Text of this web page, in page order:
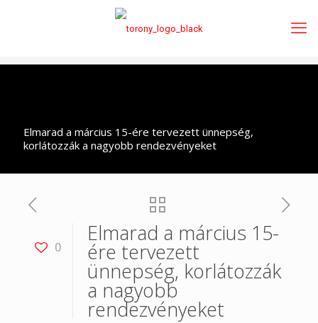
Elmarad a március 15-ére tervezett ünnepség,
korlátozzák a nagyobb rendezvényeket
0
Elmarad a március 15-
ére tervezett
ünnepség, korlátozzák
a nagyobb
rendezvényeket